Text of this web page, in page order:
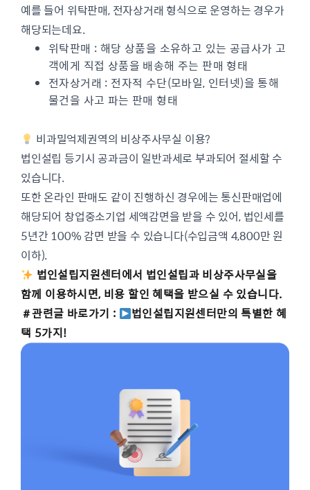
예를 들어 위탁판매, 전자상거래 형식으로 운영하는 경우가
해당되는데요.
위탁판매 : 해당 상품을 소유하고 있는 공급사가 고
객에게 직접 상품을 배송해 주는 판매 형태
전자상거래 : 전자적 수단(모바일, 인터넷)을 통해
물건을 사고 파는 판매 형태
비과밀억제권역의 비상주사무실 이용?
법인설립 등기시 공과금이 일반과세로 부과되어 절세할 수
있습니다.
또한 온라인 판매도 같이 진행하신 경우에는 통신판매업에
해당되어 창업중소기업 세액감면을 받을 수 있어, 법인세를
5년간 100% 감면 받을 수 있습니다(수입금액 4,800만 원
이하).
법인설립지원센터에서 법인설립과 비상주사무실을
함께 이용하시면, 비용 할인 혜택을 받으실 수 있습니다.
＃관련글 바로가기 :
법인설립지원센터만의 특별한 혜
택 5가지!